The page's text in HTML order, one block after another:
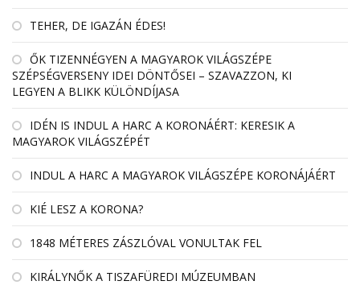
TEHER, DE IGAZÁN ÉDES!
ŐK TIZENNÉGYEN A MAGYAROK VILÁGSZÉPE
SZÉPSÉGVERSENY IDEI DÖNTŐSEI – SZAVAZZON, KI
LEGYEN A BLIKK KÜLÖNDÍJASA
IDÉN IS INDUL A HARC A KORONÁÉRT: KERESIK A
MAGYAROK VILÁGSZÉPÉT
INDUL A HARC A MAGYAROK VILÁGSZÉPE KORONÁJÁÉRT
KIÉ LESZ A KORONA?
1848 MÉTERES ZÁSZLÓVAL VONULTAK FEL
KIRÁLYNŐK A TISZAFÜREDI MÚZEUMBAN